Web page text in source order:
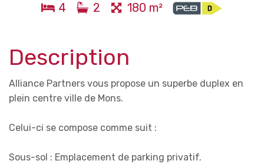
4 2 180 m²
Description
Alliance Partners vous propose un superbe duplex en
plein centre ville de Mons.
Celui-ci se compose comme suit :
Sous-sol : Emplacement de parking privatif.